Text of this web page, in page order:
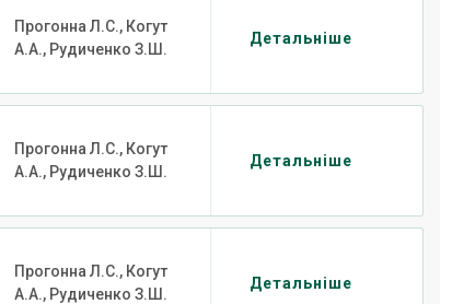
Прогонна Л.С., Когут
А.А., Рудиченко З.Ш.
Детальніше
Прогонна Л.С., Когут
А.А., Рудиченко З.Ш.
Детальніше
Прогонна Л.С., Когут
А.А., Рудиченко З.Ш.
Детальніше